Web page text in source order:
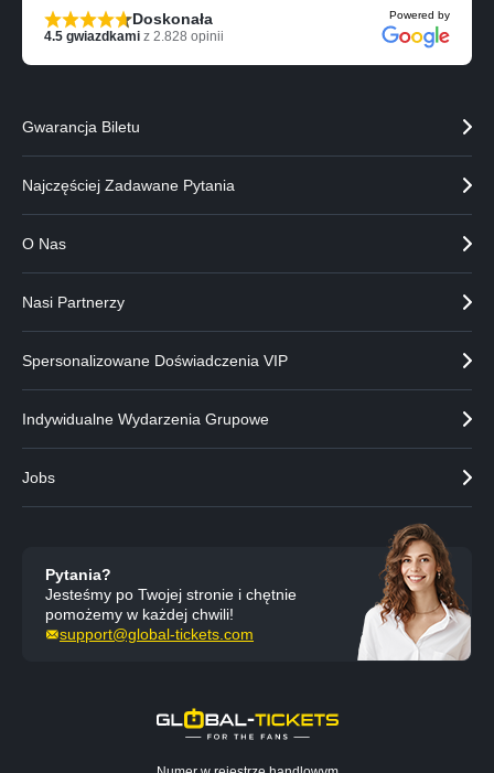
Doskonała
4.5 gwiazdkami z 2.828 opinii
Powered by
Gwarancja Biletu
Najczęściej Zadawane Pytania
O Nas
Nasi Partnerzy
Spersonalizowane Doświadczenia VIP
Indywidualne Wydarzenia Grupowe
Jobs
Pytania?
Jesteśmy po Twojej stronie i chętnie
pomożemy w każdej chwili!
support@global-tickets.com